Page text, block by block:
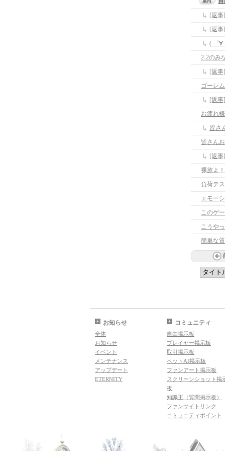
[返
[返
( ゜∀
2-2のみ
[返
ゴーレ
[返
お疲れ
皆さ
皆さん
[返
裸族よ
負荷テ
エモー
このゲ
こうや
簡単な
お知らせ
全体
お知らせ
イベント
メンテナンス
アップデート
ETERNITY
コミュニティ
自由掲示板
プレイヤー掲示板
取引掲示板
ペットAI掲示板
ファンアート掲示板
スクリーンショット掲
板
知識王（質問掲示板）
ファンサイトリンク
コミュニティポイント